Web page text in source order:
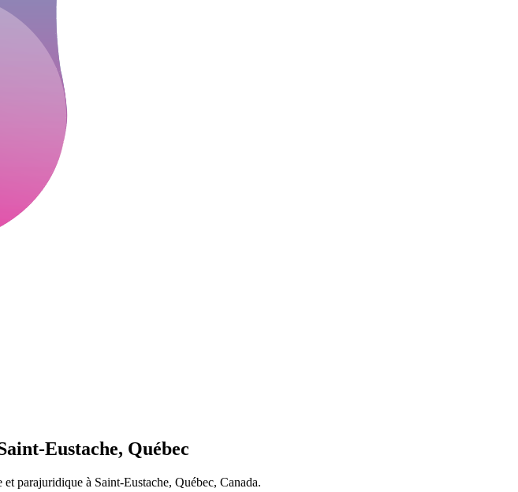
Eustache, Québec
parajuridique à Saint-Eustache, Québec, Canada.